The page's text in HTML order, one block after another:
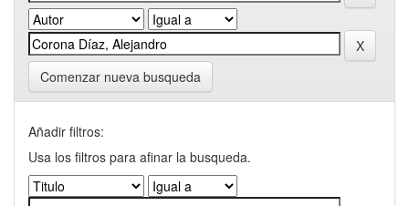
Comenzar nueva busqueda
Añadir filtros:
Usa los filtros para afinar la busqueda.